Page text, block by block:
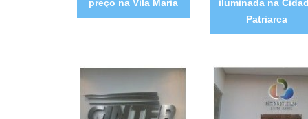
preço na Vila Maria
iluminada na
Patriarca